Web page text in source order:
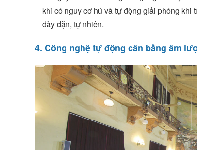
khi có nguy cơ hú và tự động giải phóng khi
dày dặn, tự nhiên.
4. Công nghệ tự động cân bằng âm